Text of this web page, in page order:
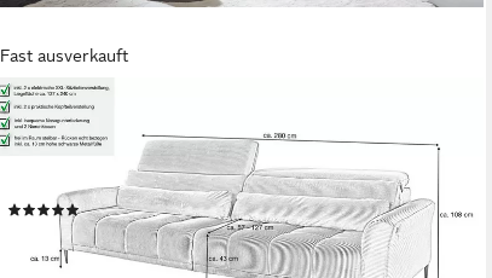
Fast ausverkauft
MASSIVART®
Big-Sofa LOGAN Cord grün, beige, grau, rost 280 cm / 4-
Sitzer, Nosagfederung · Sitztiefenverstellung ·
Kopfteilverstellung
(19)
1.399,99 € 1.499,99 €
-7%